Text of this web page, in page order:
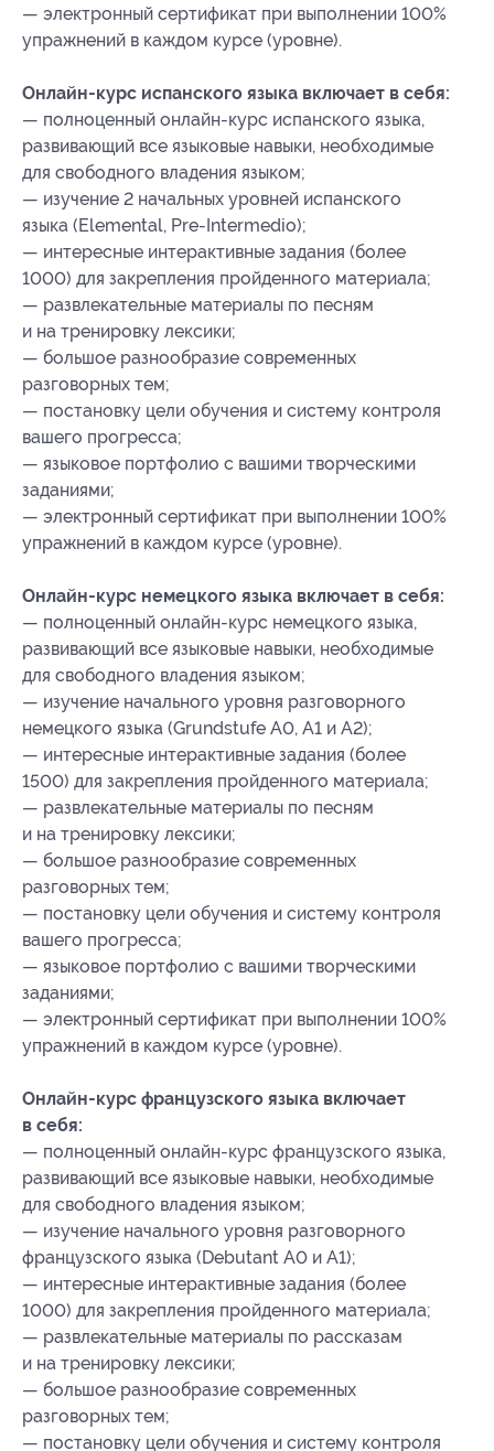
— электронный сертификат при выполнении 100%
упражнений в каждом курсе (уровне).
Онлайн-курс испанского языка включает в себя:
— полноценный онлайн-курс испанского языка,
развивающий все языковые навыки, необходимые
для свободного владения языком;
— изучение 2 начальных уровней испанского
языка (Elemental, Pre-Intermedio);
— интересные интерактивные задания (более
1000) для закрепления пройденного материала;
— развлекательные материалы по песням
и на тренировку лексики;
— большое разнообразие современных
разговорных тем;
— постановку цели обучения и систему контроля
вашего прогресса;
— языковое портфолио с вашими творческими
заданиями;
— электронный сертификат при выполнении 100%
упражнений в каждом курсе (уровне).
Онлайн-курс немецкого языка включает в себя:
— полноценный онлайн-курс немецкого языка,
развивающий все языковые навыки, необходимые
для свободного владения языком;
— изучение начального уровня разговорного
немецкого языка (Grundstufe А0, А1 и A2);
— интересные интерактивные задания (более
1500) для закрепления пройденного материала;
— развлекательные материалы по песням
и на тренировку лексики;
— большое разнообразие современных
разговорных тем;
— постановку цели обучения и систему контроля
вашего прогресса;
— языковое портфолио с вашими творческими
заданиями;
— электронный сертификат при выполнении 100%
упражнений в каждом курсе (уровне).
Онлайн-курс французского языка включает
в себя:
— полноценный онлайн-курс французского языка,
развивающий все языковые навыки, необходимые
для свободного владения языком;
— изучение начального уровня разговорного
французского языка (Debutant А0 и А1);
— интересные интерактивные задания (более
1000) для закрепления пройденного материала;
— развлекательные материалы по рассказам
и на тренировку лексики;
— большое разнообразие современных
разговорных тем;
— постановку цели обучения и систему контроля